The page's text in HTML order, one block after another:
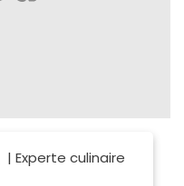
| Experte culinaire